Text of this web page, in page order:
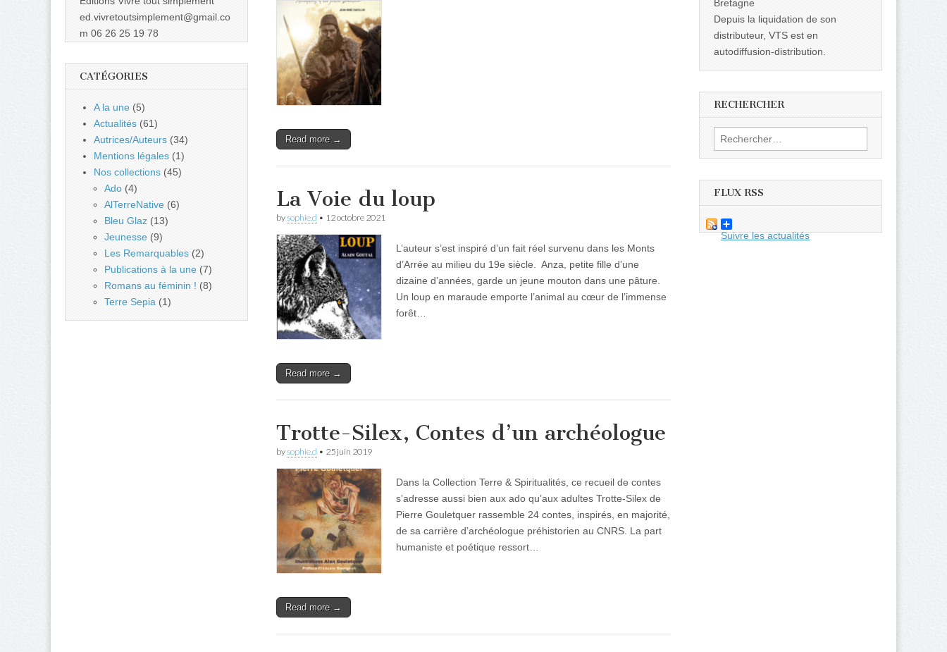
Read more →
La Voie du loup
bysophie.d • 12 octobre 2021
L’auteur s’est inspiré d’un fait réel survenu dans les Monts
d’Arrée au milieu du 19e siècle. Anza, petite fille d’une
dizaine d’années, garde un jeune mouton dans une pâture.
Un loup en maraude emporte l’animal au cœur de l’immense
forêt…
Read more →
Trotte-Silex, Contes d’un archéologue
bysophie.d • 25 juin 2019
Dans la Collection Terre & Spiritualités, ce recueil de contes
s’adresse aussi bien aux ado qu’aux adultes Trotte-Silex de
Pierre Gouletquer rassemble 24 contes, inspirés, en majorité,
de sa carrière d’archéologue préhistorien au CNRS. La part
humaniste et poétique ressort…
Read more →
ed.vivretoutsimplement@gmail.co
m 06 26 25 19 78
CATÉGORIES
A la une (5)
Actualités (61)
Autrices/Auteurs (34)
Mentions légales (1)
Nos collections (45)
Ado (4)
AlTerreNative (6)
Bleu Glaz (13)
Jeunesse (9)
Les Remarquables (2)
Publications à la une (7)
Romans au féminin ! (8)
Terre Sepia (1)
Bretagne
Depuis la liquidation de son
distributeur, VTS est en
autodiffusion-distribution.
RECHERCHER
Rechercher :
FLUX RSS
Suivre les actualités